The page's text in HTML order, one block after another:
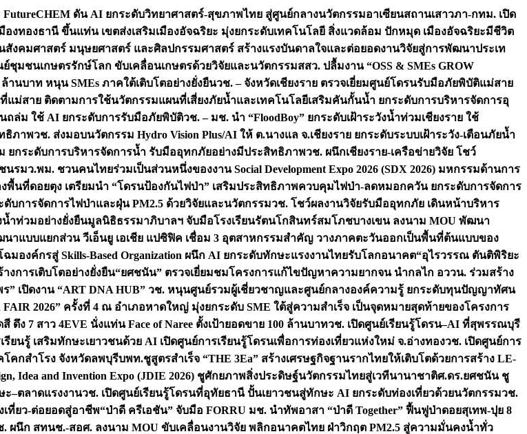
FutureCHEM ดัน AI ยกระดับวิทยาศาสตร์-สุขภาพไทย สู่ศูนย์กลางนวัตกรรมอาเซียนสถานเสาวภา-กทม. เปิด
องทองธานี ขึ้นแท่น เขตส่งเสริมเมืองอัจฉริยะ มุ่งยกระดับเทคโนโลยี สิ่งแวดล้อม ปักหมุด เมืองอัจฉริยะมีชีวิต
งคมศาสตร์ มนุษยศาสตร์ และศิลปกรรมศาสตร์ สร้างแรงบันดาลใจและต่อยอดงานวิจัยสู่การพัฒนาประเท
ชุมชนเกษตรรักษ์โลก ขับเคลื่อนเกษตรด้วยวิจัยและนวัตกรรมสสว. ปลื้มงาน “OSS & SMEs GROW
านบาท หนุน SMEs ภาคใต้เติบโตอย่างยั่งยืนวช. – จังหวัดเชียงราย ตรวจเยี่ยมศูนย์โดรนรับมือภัยพิบัติแม่สาย
ที่แม่สาย ติดตามการใช้นวัตกรรมแผนที่เสี่ยงภัยน้ำและเทคโนโลยีเสริมคันกั้นน้ำ ยกระดับการบริหารจัดการอุ
ถล่ม ใช้ AI ยกระดับการรับมือภัยพิบัติวช. – มช. นำ “FloodBoy” ยกระดับเฝ้าระวังน้ำท่วมเชียงราย ใช้
ธิภาพวช. ส่งมอบนวัตกรรม Hydro Vision Plus/AI ให้ ต.นางแล จ.เชียงราย ยกระดับระบบเฝ้าระวัง-เตือนภัยน้ำ
ยกระดับการบริหารจัดการน้ำ รับมืออุทกภัยอย่างมีประสิทธิภาพวช. ผนึกเชียงราย-เครือข่ายวิจัย โชว์
นรมว.พม. ชวนคนไทยร่วมเป็นส่วนหนึ่งของงาน Social Development Expo 2026 (SDX 2026) มหกรรมด้านการ
พื้นที่ดอยตุง เตรียมนำ “โดรนป้องกันไฟป่า” เสริมประสิทธิภาพควบคุมไฟป่า-ลดหมอกควัน ยกระดับการจัดการ
บการจัดการไฟป่าและฝุ่น PM2.5 ด้วยวิจัยและนวัตกรรมวช. โชว์ผลงานวิจัยรับมืออุทกภัย เดินหน้าบริหาร
ำท่วมอย่างยั่งยืนมูลนิธิธรรมาภิบาลฯ จับมือโรงเรียนรัตนโกสินทร์สมโภชบางเขน ลงนาม MOU พัฒนา
าแบบแยกส่วน วีเอ็นยู เอเชีย แปซิฟิค เชื่อม 3 อุตสาหกรรมสำคัญ วางภาคตะวันออกเป็นพื้นที่ต้นแบบของ
ฉมองค์กรสู่ Skills-Based Organization ผนึก AI ยกระดับทักษะแรงงานไทยรับโลกอนาคต“อุไรวรรณ ตันติพิริยะ
งการเติบโตอย่างยั่งยืน“ยศชนัน” ตรวจเยี่ยมชมโครงการแก้ไขปัญหาความยากจน นำกลไก อววน. ร่วมสร้าง
ร” เปิดงาน “ART DNA HUB” วช. หนุนศูนย์รวมผู้เชี่ยวชาญและศูนย์กลางองค์ความรู้ ยกระดับทุนปัญญาทัศน
FAIR 2026” ครั้งที่ 4 ณ อำเภอหาดใหญ่ มุ่งยกระดับ SME ใต้สู่ความสำเร็จ เป็นจุดหมายสุดท้ายของโครงการ
ดึง 7 สาว 4EVE นั่งแท่น Face of Naree ตั้งเป้ายอดขาย 100 ล้านบาทวช. เปิดศูนย์เรียนรู้โดรน–AI ที่สุพรรณบุรี
รียนรู้ เสริมทักษะเยาวชนด้วย AI เปิดศูนย์การเรียนรู้โดรนเพื่อการท่องเที่ยวแห่งใหม่ จ.อ่างทองวช. เปิดศูนย์การ
โคกสำโรง จังหวัดลพบุรีบพท.ชูสูตรสำเร็จ “THE 3Ea” สร้างเศรษฐกิจฐานรากไทยให้เติบโตด้วยการสร้าง LE-
Idea and Invention Expo (JDIE 2026) ชูศักยภาพสิ่งประดิษฐ์นวัตกรรมไทยสู่เวทีนานาชาติศ.ดร.ยศชนัน ชู
ะ–ตลาดแรงงานวช. เปิดศูนย์เรียนรู้โดรนที่อุทัยธานี ปั้นเยาวชนสู่ทักษะ AI ยกระดับท่องเที่ยวด้วยนวัตกรรมวช.
ที่ยว-ต่อยอดสู่อาชีพ“ป่าดี ครีเอชัน” จับมือ FORRU มช. นำทัพอาสา “ป่าดี Together” ฟื้นฟูป่าดอยสุเทพ-ปุย 8
. ผนึก สทนช.-สอศ. ลงนาม MOU ขับเคลื่อนงานวิจัย พลิกอนาคตไทย ฝ่าวิกฤต PM2.5 สู่ความมั่นคงน้ำทั่ว